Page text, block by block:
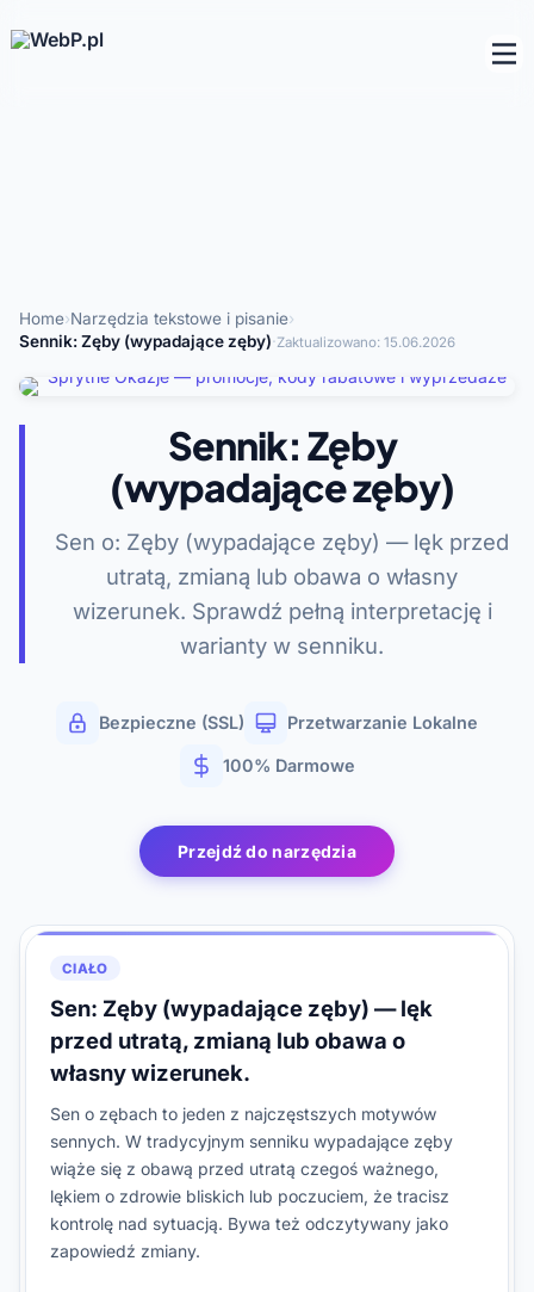
Home›Narzędzia tekstowe i pisanie›
Sennik: Zęby (wypadające zęby)·Zaktualizowano: 15.06.2026
Sennik: Zęby
(wypadające zęby)
Sen o: Zęby (wypadające zęby) — lęk przed
utratą, zmianą lub obawa o własny
wizerunek. Sprawdź pełną interpretację i
warianty w senniku.
Bezpieczne (SSL) Przetwarzanie Lokalne
100% Darmowe
Przejdź do narzędzia
CIAŁO
Sen: Zęby (wypadające zęby) — lęk
przed utratą, zmianą lub obawa o
własny wizerunek.
Sen o zębach to jeden z najczęstszych motywów
sennych. W tradycyjnym senniku wypadające zęby
wiąże się z obawą przed utratą czegoś ważnego,
lękiem o zdrowie bliskich lub poczuciem, że tracisz
kontrolę nad sytuacją. Bywa też odczytywany jako
zapowiedź zmiany.